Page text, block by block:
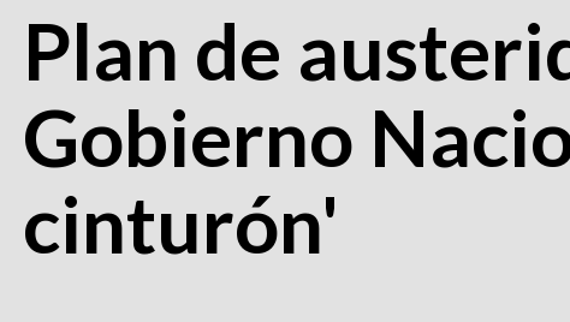
Plan de
Gobierno
cinturón'